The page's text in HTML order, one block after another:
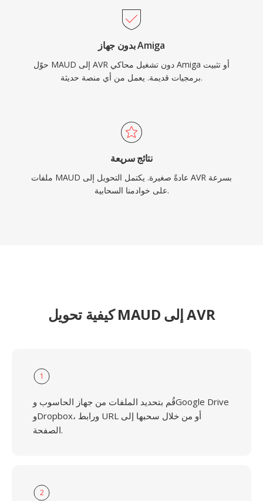
بدون جهاز Amiga
حوّل MAUD إلى AVR دون تشغيل محاكي Amiga أو تثبيت
برمجيات قديمة. يعمل من أي منصة حديثة.
نتائج سريعة
ملفات MAUD عادةً صغيرة. يكتمل التحويل إلى AVR بسرعة
على خوادمنا السحابية.
كيفية تحويل MAUD إلى AVR
1
قُم بتحديد الملفات من جهاز الحاسوب وGoogle Drive
وDropbox، ورابط URL أو من خلال سحبها إلى
الصفحة.
2